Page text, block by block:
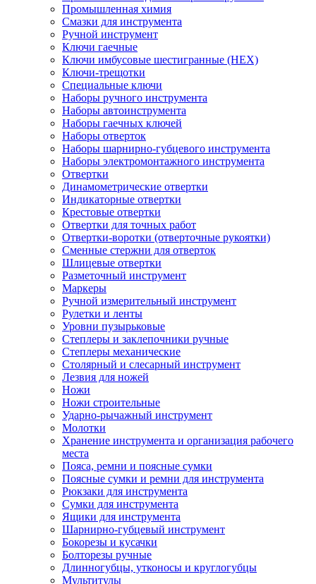
Промышленная химия
Смазки для инструмента
Ручной инструмент
Ключи гаечные
Ключи имбусовые шестигранные (HEX)
Ключи-трещотки
Специальные ключи
Наборы ручного инструмента
Наборы автоинструмента
Наборы гаечных ключей
Наборы отверток
Наборы шарнирно-губцевого инструмента
Наборы электромонтажного инструмента
Отвертки
Динамометрические отвертки
Индикаторные отвертки
Крестовые отвертки
Отвертки для точных работ
Отвертки-воротки (отверточные рукоятки)
Сменные стержни для отверток
Шлицевые отвертки
Разметочный инструмент
Маркеры
Ручной измерительный инструмент
Рулетки и ленты
Уровни пузырьковые
Степлеры и заклепочники ручные
Степлеры механические
Столярный и слесарный инструмент
Лезвия для ножей
Ножи
Ножи строительные
Ударно-рычажный инструмент
Молотки
Хранение инструмента и организация рабочего
места
Пояса, ремни и поясные сумки
Поясные сумки и ремни для инструмента
Рюкзаки для инструмента
Сумки для инструмента
Ящики для инструмента
Шарнирно-губцевый инструмент
Бокорезы и кусачки
Болторезы ручные
Длинногубцы, утконосы и круглогубцы
Мультитулы